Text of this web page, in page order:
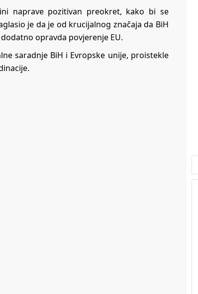
naprave pozitivan preokret, kako bi se
je da je od krucijalnog značaja da BiH
opravda povjerenje EU.
saradnje BiH i Evropske unije, proistekle